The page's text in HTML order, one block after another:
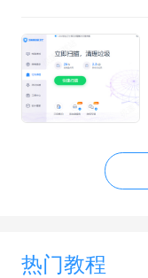
热门教程